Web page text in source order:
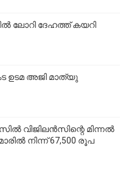
ലോറി ദേഹത്ത് കയറി
ഉടമ അജി മാത്യു
വിജിലൻസിന്റെ മിന്നല്‍
നിന്ന് 67,500 രൂപ